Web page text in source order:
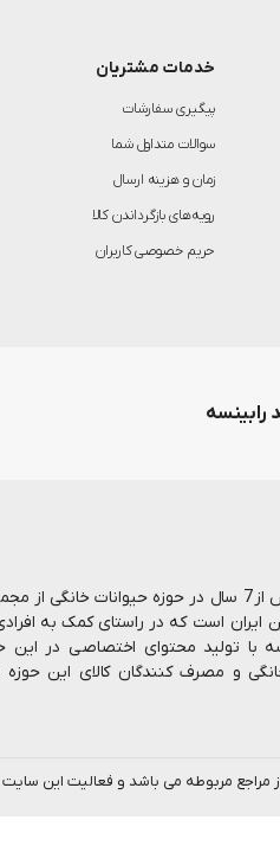
خدمات مشتریان
پیگیری سفارشات
سوالات متداول شما
زمان و هزینه ارسال
رویه‌های بازگرداندن کالا
حریم خصوصی کاربران
رابینسه
رابینسه مجموعه‌ای قدرتمند و فعال با بیش از 7 سال در
ایران است که در راستای کمک به
با تولید محتوای اختصاصی در
و مصرف کنندگان کالای این
مناسب جهت خرید اینترنتی انواع
مراجع مربوطه می باشد و فعالیت این